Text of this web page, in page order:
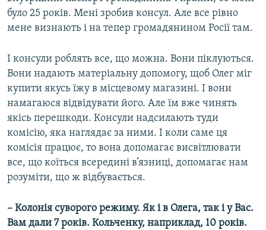
було 25 років. Мені зробив консул. Але все рівно
мене визнають і на тепер громадянином Росії там.
І консули роблять все, що можна. Вони піклуються.
Вони надають матеріальну допомогу, щоб Олег міг
купити якусь їжу в місцевому магазині. І вони
намагаюся відвідувати його. Але їм вже чинять
якісь перешкоди. Консули надсилають туди
комісію, яка наглядає за ними. І коли саме ця
комісія працює, то вона допомагає висвітлювати
все, що коїться всередині в’язниці, допомагає нам
розуміти, що ж відбувається.
– Колонія суворого режиму. Як і в Олега, так і у Вас.
Вам дали 7 років. Кольченку, наприклад, 10 років.